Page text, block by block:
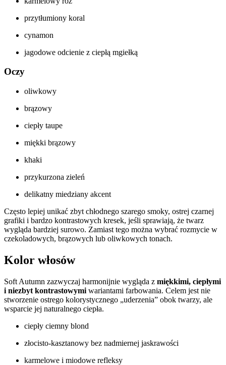
przytłumiony koral
cynamon
jagodowe odcienie z ciepłą mgiełką
Oczy
oliwkowy
brązowy
ciepły taupe
miękki brązowy
khaki
przykurzona zieleń
delikatny miedziany akcent
Często lepiej unikać zbyt chłodnego szarego smoky, ostrej czarnej
grafiki i bardzo kontrastowych kresek, jeśli sprawiają, że twarz
wygląda bardziej surowo. Zamiast tego można wybrać rozmycie w
czekoladowych, brązowych lub oliwkowych tonach.
Kolor włosów
Soft Autumn zazwyczaj harmonijnie wygląda z miękkimi, ciepłymi
i niezbyt kontrastowymi wariantami farbowania. Celem jest nie
stworzenie ostrego kolorystycznego „uderzenia” obok twarzy, ale
wsparcie jej naturalnego ciepła.
ciepły ciemny blond
złocisto-kasztanowy bez nadmiernej jaskrawości
karmelowe i miodowe refleksy